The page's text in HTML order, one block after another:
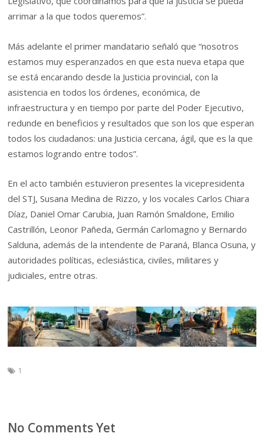
arrimar a la que todos queremos”.
Más adelante el primer mandatario señaló que “nosotros
estamos muy esperanzados en que esta nueva etapa que
se está encarando desde la Justicia provincial, con la
asistencia en todos los órdenes, económica, de
infraestructura y en tiempo por parte del Poder Ejecutivo,
redunde en beneficios y resultados que son los que esperan
todos los ciudadanos: una Justicia cercana, ágil, que es la que
estamos logrando entre todos”.
En el acto también estuvieron presentes la vicepresidenta
del STJ, Susana Medina de Rizzo, y los vocales Carlos Chiara
Díaz, Daniel Omar Carubia, Juan Ramón Smaldone, Emilio
Castrillón, Leonor Pañeda, Germán Carlomagno y Bernardo
Salduna, además de la intendente de Paraná, Blanca Osuna, y
autoridades políticas, eclesiástica, civiles, militares y
judiciales, entre otras.
1
No Comments Yet